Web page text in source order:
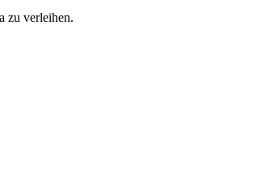
zu verleihen.